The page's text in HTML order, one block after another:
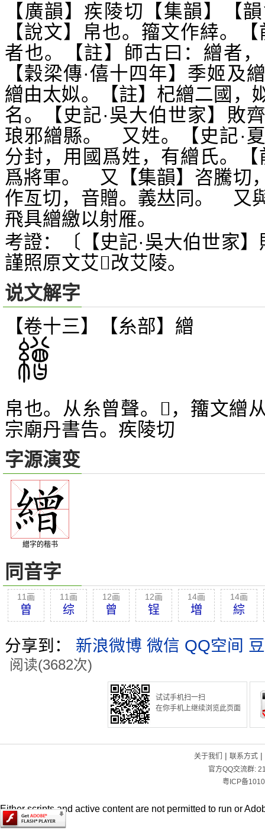
【廣韻】疾陵切【集韻】【
【說文】帛也。籀文作緈。
者也。【註】師古曰：繒者
【穀梁傳·僖十四年】季姬及
繒由太姒。【註】杞繒二國
名。【史記·吳大伯世家】敗
琅邪繒縣。 又姓。【史記·
分封，用國爲姓，有繒氏。
爲將軍。 又【集韻】咨騰切
作亙切，音贈。義𠀤同。 又
飛具繒繳以射雁。
考證：〔【史記·吳大伯世家
謹照原文艾𣺦改艾陵。
说文解字
【卷十三】【糸部】 繒
帛也。从糸曾聲。 𦀓 ，籒文繒
宗廟丹書告。疾陵切
字源演变
繒字的楷书
同音字
11画
曽
11画
综
12画
曾
12画
锃
14画
増
14画
綜
分享到： 新浪微博 微信 QQ空间
阅读(3682次)
试试手机扫一扫
在你手机上继续浏览此页面
关于我们 | 联系方式|
官方QQ交流群:
粤ICP备
Either scripts and active content are not permitted to run or